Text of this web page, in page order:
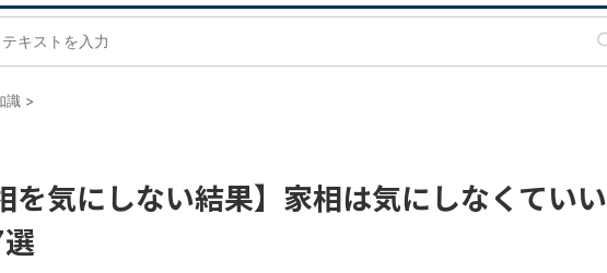
識 >
を気にしない結果】家相は気にしなくていい